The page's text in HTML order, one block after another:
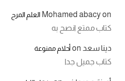
Mohamed abacyon العلم المرح
كتاب ممتع انصح به
دينا سعد onأحلام ممنوعة
كتاب جميل جدا